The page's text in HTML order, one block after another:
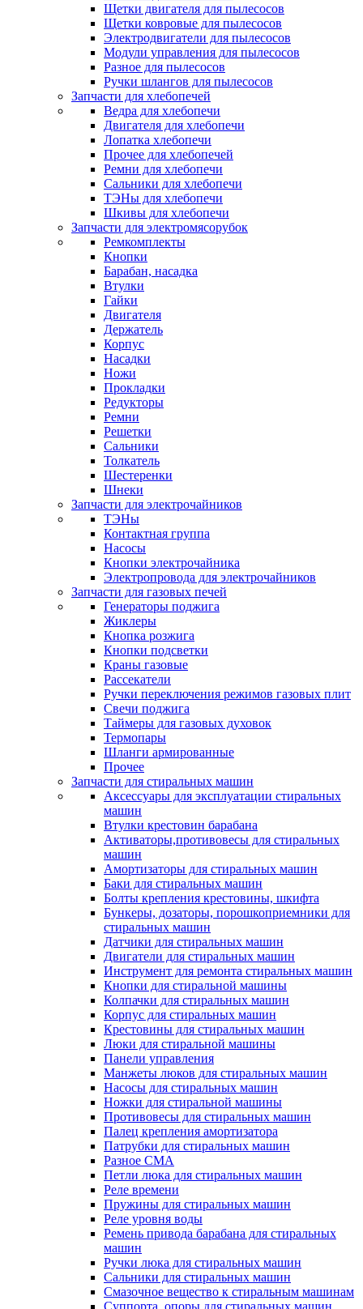
Щетки двигателя для пылесосов
Щетки ковровые для пылесосов
Электродвигатели для пылесосов
Модули управления для пылесосов
Разное для пылесосов
Ручки шлангов для пылесосов
Запчасти для хлебопечей
Ведра для хлебопечи
Двигателя для хлебопечи
Лопатка хлебопечи
Прочее для хлебопечей
Ремни для хлебопечи
Сальники для хлебопечи
ТЭНы для хлебопечи
Шкивы для хлебопечи
Запчасти для электромясорубок
Ремкомплекты
Кнопки
Барабан, насадка
Втулки
Гайки
Двигателя
Держатель
Корпус
Насадки
Ножи
Прокладки
Редукторы
Ремни
Решетки
Сальники
Толкатель
Шестеренки
Шнеки
Запчасти для электрочайников
ТЭНы
Контактная группа
Насосы
Кнопки электрочайника
Электропровода для электрочайников
Запчасти для газовых печей
Генераторы поджига
Жиклеры
Кнопка розжига
Кнопки подсветки
Краны газовые
Рассекатели
Ручки переключения режимов газовых плит
Свечи поджига
Таймеры для газовых духовок
Термопары
Шланги армированные
Прочее
Запчасти для стиральных машин
Аксессуары для эксплуатации стиральных
машин
Втулки крестовин барабана
Активаторы,противовесы для стиральных
машин
Амортизаторы для стиральных машин
Баки для стиральных машин
Болты крепления крестовины, шкифта
Бункеры, дозаторы, порошкоприемники для
стиральных машин
Датчики для стиральных машин
Двигатели для стиральных машин
Инструмент для ремонта стиральных машин
Кнопки для стиральной машины
Колпачки для стиральных машин
Корпус для стиральных машин
Крестовины для стиральных машин
Люки для стиральной машины
Панели управления
Манжеты люков для стиральных машин
Насосы для стиральных машин
Ножки для стиральной машины
Противовесы для стиральных машин
Палец крепления амортизатора
Патрубки для стиральных машин
Разное СМА
Петли люка для стиральных машин
Реле времени
Пружины для стиральных машин
Реле уровня воды
Ремень привода барабана для стиральных
машин
Ручки люка для стиральных машин
Сальники для стиральных машин
Смазочное вещество к стиральным машинам
Суппорта, опоры для стиральных машин